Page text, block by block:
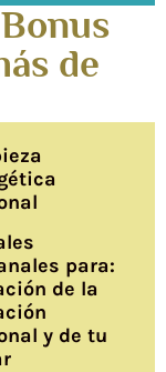
de
para:
de la
y de tu